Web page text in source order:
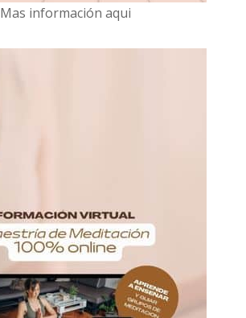
Mas información aqui